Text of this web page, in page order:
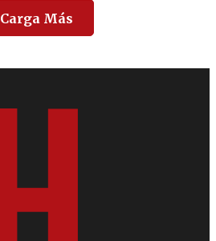
Carga Más